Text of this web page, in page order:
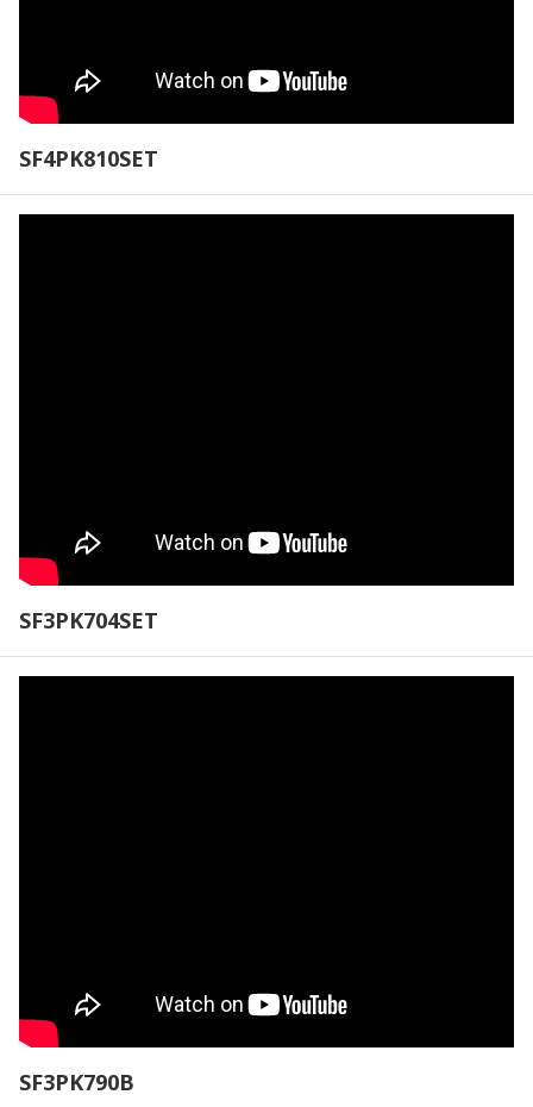
SF4PK810SET
SF3PK704SET
SF3PK790B